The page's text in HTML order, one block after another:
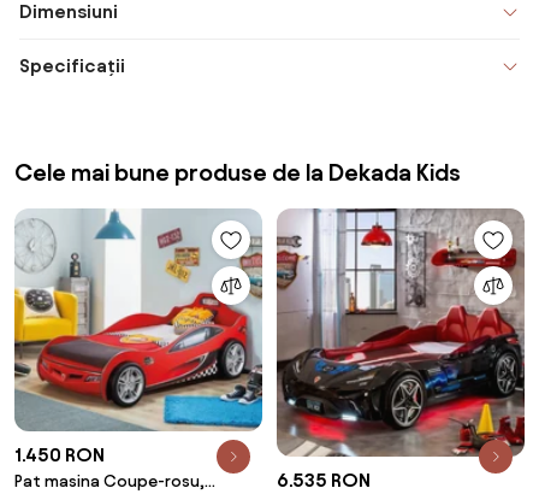
Dimensiuni
Specificații
Cele mai bune produse de la Dekada Kids
1.450 RON
Pat masina Coupe-rosu,
6.535 RON